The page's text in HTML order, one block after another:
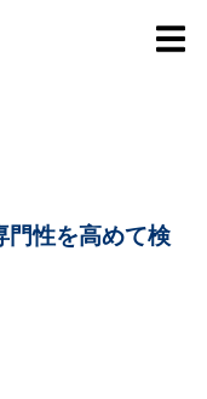
門性を高めて検